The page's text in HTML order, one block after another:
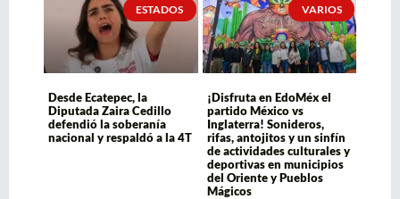
ESTADOS
Desde Ecatepec, la
Diputada Zaira Cedillo
defendió la soberanía
nacional y respaldó a la 4T
VARIOS
¡Disfruta en EdoMéx el
partido México vs
Inglaterra! Sonideros,
rifas, antojitos y un sinfín
de actividades culturales y
deportivas en municipios
del Oriente y Pueblos
Mágicos